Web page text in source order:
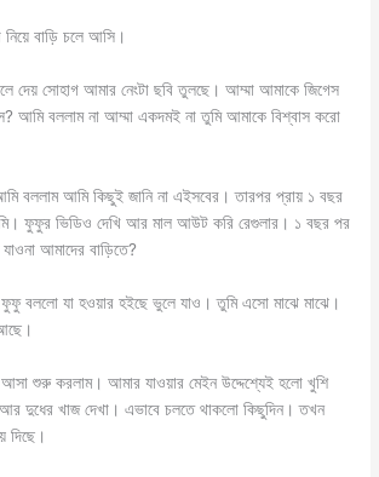
বাড়ি চলে আসি।
দেয় সোহাগ আমার নেংটা ছবি তুলছে। আম্মা আমাকে জিগেস
আমি বললাম না আম্মা একদমই না তুমি আমাকে বিশ্বাস করো
বললাম আমি কিছুই জানি না এইসবের। তারপর প্রায় ১ বছর
ফুফুর ভিডিও দেখি আর মাল আউট করি রেগুলার। ১ বছর পর
আমাদের বাড়িতে?
বললো যা হওয়ার হইছে ভুলে যাও। তুমি এসো মাঝে মাঝে।
শুরু করলাম। আমার যাওয়ার মেইন উদ্দেশ্যেই হলো খুশি
দুধের খাজ দেখা। এভাবে চলতে থাকলো কিছুদিন। তখন
দিছে।